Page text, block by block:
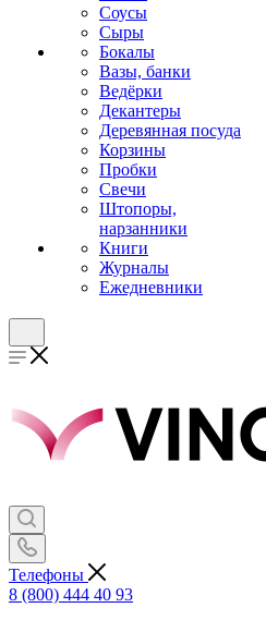
Соусы
Сыры
Бокалы
Вазы, банки
Ведёрки
Декантеры
Деревянная посуда
Корзины
Пробки
Свечи
Штопоры,
нарзанники
Книги
Журналы
Ежедневники
Телефоны
8 (800) 444 40 93